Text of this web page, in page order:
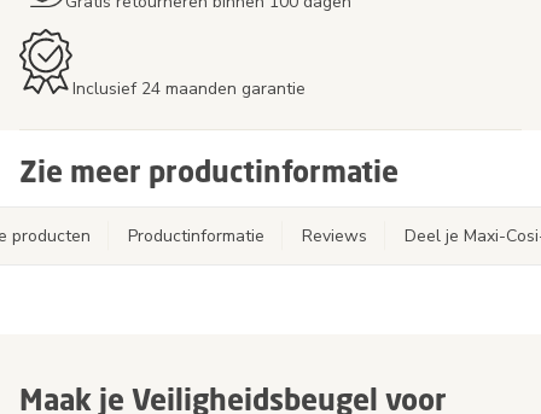
Inclusief 24 maanden garantie
Zie meer productinformatie
producten Productinformatie Reviews Deel je Maxi-
Maak je Veiligheidsbeugel voor